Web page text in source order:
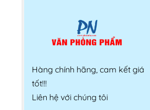
Hàng chính hãng, cam kết giá
tốt!!!
Liên hệ với chúng tôi